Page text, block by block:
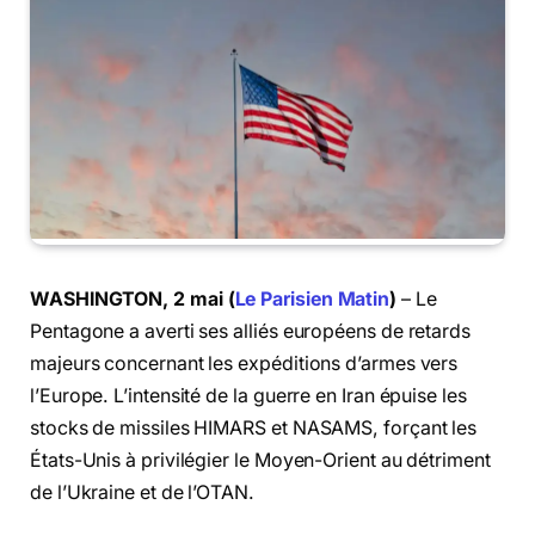
WASHINGTON, 2 mai (Le Parisien Matin) – Le
Pentagone a averti ses alliés européens de retards
majeurs concernant les expéditions d’armes vers
l’Europe. L’intensité de la guerre en Iran épuise les
stocks de missiles HIMARS et NASAMS, forçant les
États-Unis à privilégier le Moyen-Orient au détriment
de l’Ukraine et de l’OTAN.